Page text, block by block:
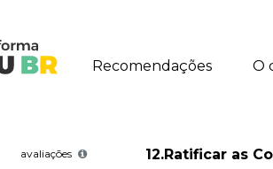
Recomendações O
avaliações
12.Ratificar as